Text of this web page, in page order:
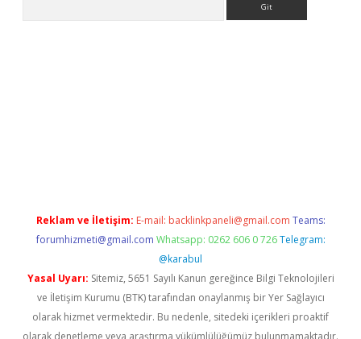
Reklam ve İletişim: E-mail: backlinkpaneli@gmail.com Teams:
forumhizmeti@gmail.com Whatsapp: 0262 606 0 726 Telegram:
@karabul
Yasal Uyarı: Sitemiz, 5651 Sayılı Kanun gereğince Bilgi Teknolojileri
ve İletişim Kurumu (BTK) tarafından onaylanmış bir Yer Sağlayıcı
olarak hizmet vermektedir. Bu nedenle, sitedeki içerikleri proaktif
olarak denetleme veya araştırma yükümlülüğümüz bulunmamaktadır.